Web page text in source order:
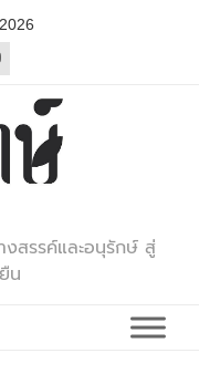
สรรค์และอนุรักษ์ สู่
น